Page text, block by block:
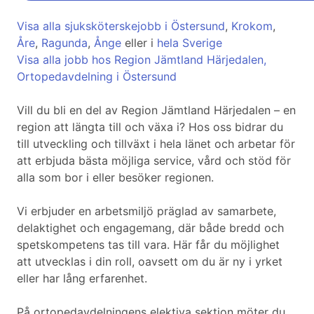
Visa alla sjuksköterskejobb i Östersund, Krokom,
Åre, Ragunda, Ånge eller i hela Sverige
Visa alla jobb hos Region Jämtland Härjedalen,
Ortopedavdelning i Östersund
Vill du bli en del av Region Jämtland Härjedalen – en
region att längta till och växa i? Hos oss bidrar du
till utveckling och tillväxt i hela länet och arbetar för
att erbjuda bästa möjliga service, vård och stöd för
alla som bor i eller besöker regionen.
Vi erbjuder en arbetsmiljö präglad av samarbete,
delaktighet och engagemang, där både bredd och
spetskompetens tas till vara. Här får du möjlighet
att utvecklas i din roll, oavsett om du är ny i yrket
eller har lång erfarenhet.